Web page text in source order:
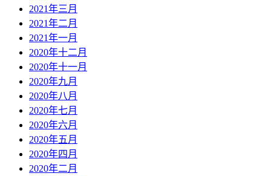
2021年三月
2021年二月
2021年一月
2020年十二月
2020年十一月
2020年九月
2020年八月
2020年七月
2020年六月
2020年五月
2020年四月
2020年二月